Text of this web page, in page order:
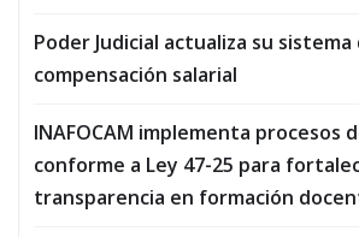
Poder Judicial actualiza su sistema
compensación salarial
INAFOCAM implementa procesos
conforme a Ley 47-25 para
transparencia en formación